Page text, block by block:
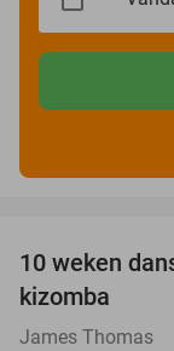
10 weken
kizomba
James Thomas